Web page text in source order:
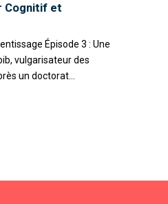
Cognitif et
Épisode 3 : Une
vulgarisateur des
un doctorat...